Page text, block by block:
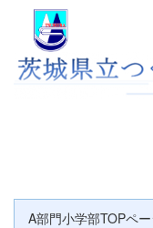
A部門小学部TOPペ